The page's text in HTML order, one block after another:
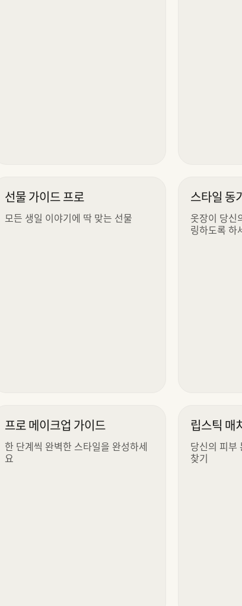
선물 가이드 프로
모든 생일 이야기에 딱 맞는 선물
스타일 동
옷장이 당신
링하도록 하
프로 메이크업 가이드
한 단계씩 완벽한 스타일을 완성하세
요
립스틱 매
당신의 피부
찾기